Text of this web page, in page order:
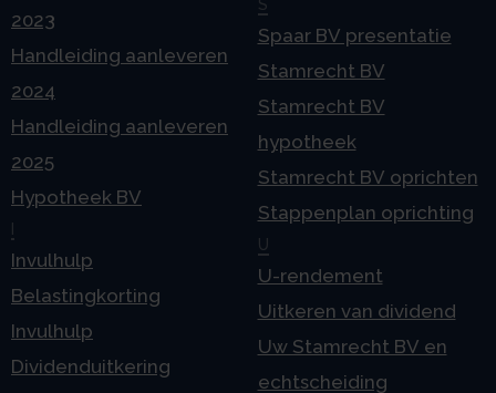
2023
Handleiding aanleveren
2024
Handleiding aanleveren
2025
Hypotheek BV
Invulhulp
Belastingkorting
Invulhulp
Dividenduitkering
S
Spaar BV presentatie
Stamrecht BV
Stamrecht BV
hypotheek
Stamrecht BV oprichten
Stappenplan oprichting
U
U-rendement
Uitkeren van dividend
Uw Stamrecht BV en
echtscheiding